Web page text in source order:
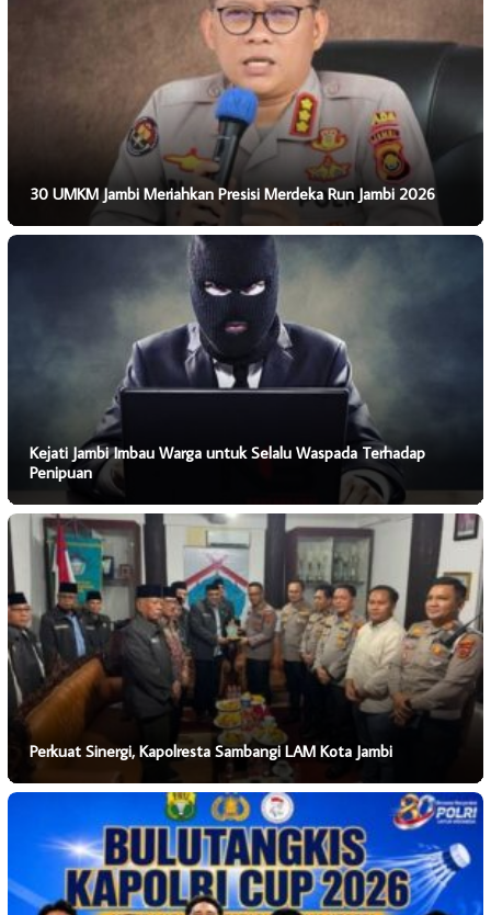
30 UMKM Jambi Meriahkan Presisi Merdeka Run Jambi 2026
Kejati Jambi Imbau Warga untuk Selalu Waspada Terhadap
Penipuan
Perkuat Sinergi, Kapolresta Sambangi LAM Kota Jambi